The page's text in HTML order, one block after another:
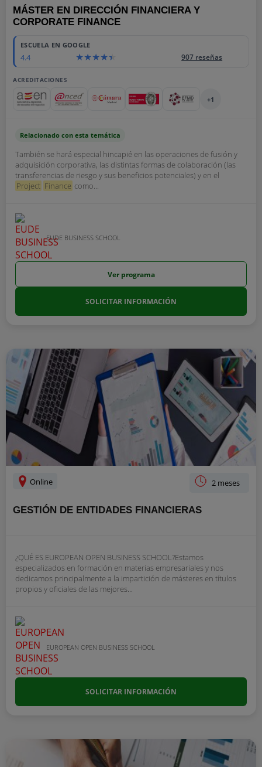
MÁSTER EN DIRECCIÓN FINANCIERA Y
CORPORATE FINANCE
ESCUELA EN GOOGLE
4.4 907 reseñas
ACREDITACIONES
+1
Relacionado con esta temática
También se hará especial hincapié en las operaciones de fusión y
adquisición corporativa, las distintas formas de colaboración (las
transferencias de riesgo y sus beneficios potenciales) y en el
Project Finance como...
EUDE BUSINESS SCHOOL
Ver programa
SOLICITAR INFORMACIÓN
Online 2 meses
GESTIÓN DE ENTIDADES FINANCIERAS
¿QUÉ ES EUROPEAN OPEN BUSINESS SCHOOL?Estamos
especializados en formación en materias empresariales y nos
dedicamos principalmente a la impartición de másteres en títulos
propios y oficiales de las mejores...
EUROPEAN OPEN BUSINESS SCHOOL
SOLICITAR INFORMACIÓN